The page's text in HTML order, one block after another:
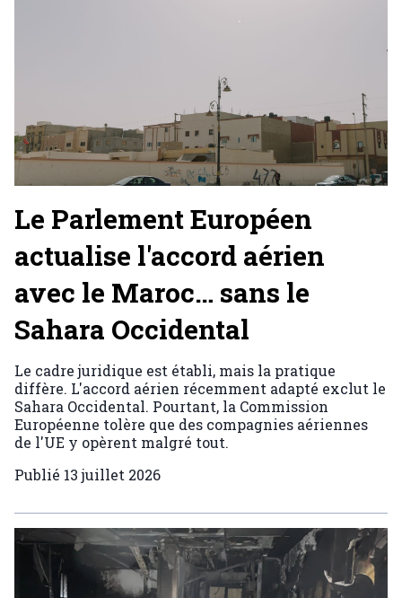
Le Parlement Européen
actualise l'accord aérien
avec le Maroc… sans le
Sahara Occidental
Le cadre juridique est établi, mais la pratique
diffère. L'accord aérien récemment adapté exclut le
Sahara Occidental. Pourtant, la Commission
Européenne tolère que des compagnies aériennes
de l'UE y opèrent malgré tout.
Publié 13 juillet 2026